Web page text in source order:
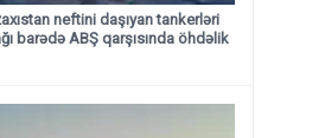
neftini daşıyan tankerləri
barədə ABŞ qarşısında öhdəlik